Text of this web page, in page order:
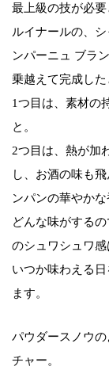
最上級の技が必要
ルイナールの、
ンパーニュ ブラ
乗越えて完成した
1つ目は、素材の
と。
2つ目は、熱が加
し、お酒の味も
ンパンの華やかな
どんな味がする
のシュワシュワ
いつか味わえる
ます。
パウダースノウ
チャー。